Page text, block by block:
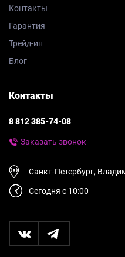
Контакты
Гарантия
Трейд-ин
Блог
Контакты
8 812 385-74-08
Заказать звонок
Санкт-Петербург,
Сегодня с 10:00